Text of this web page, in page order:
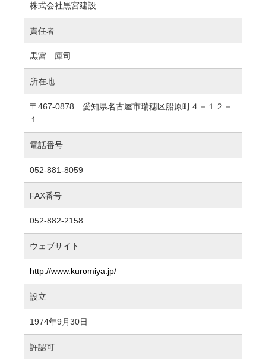
株式会社黒宮建設
責任者
黒宮 庫司
所在地
〒467-0878 愛知県名古屋市瑞穂区船原町４－１２－
１
電話番号
052-881-8059
FAX番号
052-882-2158
ウェブサイト
http://www.kuromiya.jp/
設立
1974年9月30日
許認可